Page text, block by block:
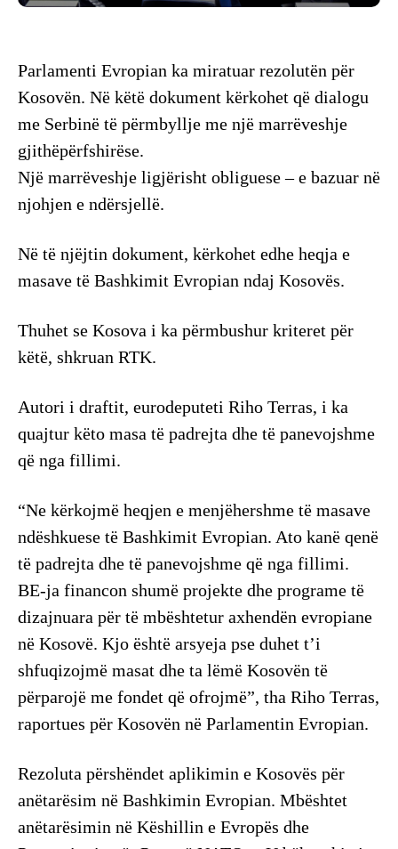
Parlamenti Evropian ka miratuar rezolutën për
Kosovën. Në këtë dokument kërkohet që dialogu
me Serbinë të përmbyllje me një marrëveshje
gjithëpërfshirëse.
Një marrëveshje ligjërisht obliguese – e bazuar në
njohjen e ndërsjellë.
Në të njëjtin dokument, kërkohet edhe heqja e
masave të Bashkimit Evropian ndaj Kosovës.
Thuhet se Kosova i ka përmbushur kriteret për
këtë, shkruan RTK.
Autori i draftit, eurodeputeti Riho Terras, i ka
quajtur këto masa të padrejta dhe të panevojshme
që nga fillimi.
“Ne kërkojmë heqjen e menjëhershme të masave
ndëshkuese të Bashkimit Evropian. Ato kanë qenë
të padrejta dhe të panevojshme që nga fillimi.
BE-ja financon shumë projekte dhe programe të
dizajnuara për të mbështetur axhendën evropiane
në Kosovë. Kjo është arsyeja pse duhet t’i
shfuqizojmë masat dhe ta lëmë Kosovën të
përparojë me fondet që ofrojmë”, tha Riho Terras,
raportues për Kosovën në Parlamentin Evropian.
Rezoluta përshëndet aplikimin e Kosovës për
anëtarësim në Bashkimin Evropian. Mbështet
anëtarësimin në Këshillin e Evropës dhe